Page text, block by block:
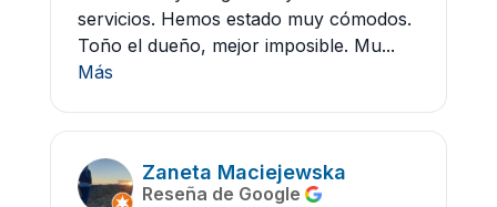
servicios. Hemos estado muy cómodos.
Toño el dueño, mejor imposible. Mu...
Más
Zaneta Maciejewska
Reseña de Google